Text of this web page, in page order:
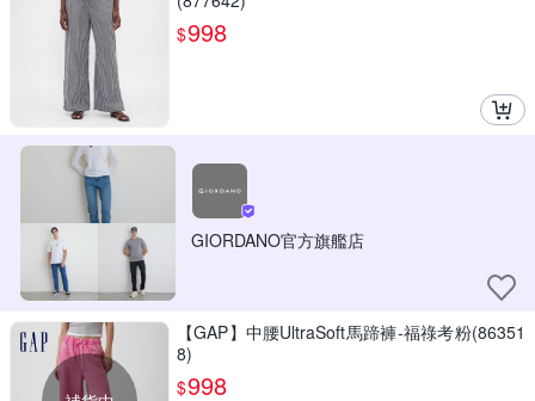
$998
GIORDANO官方旗艦店
【GAP】中腰UltraSoft馬蹄褲-福祿考粉(86351
8)
$998